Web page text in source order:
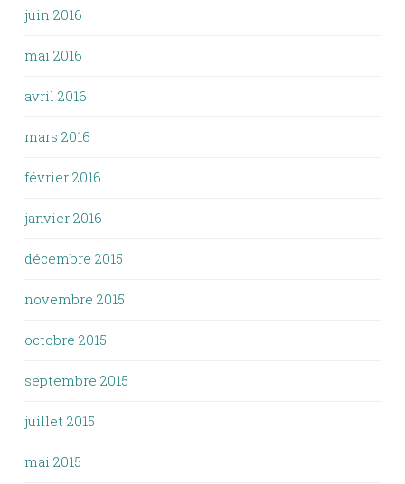
juin 2016
mai 2016
avril 2016
mars 2016
février 2016
janvier 2016
décembre 2015
novembre 2015
octobre 2015
septembre 2015
juillet 2015
mai 2015